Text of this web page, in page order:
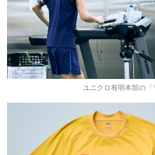
ユニクロ有明本部の